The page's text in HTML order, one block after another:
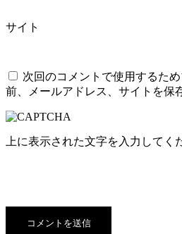
サイト
次回のコメントで使用するた
前、メールアドレス、サイトを保
上に表示された文字を入力してく